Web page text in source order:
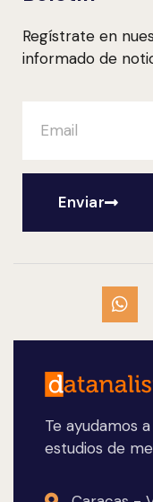
Te ayudamos
estudios de
Regístrate en
informado de
Enviar